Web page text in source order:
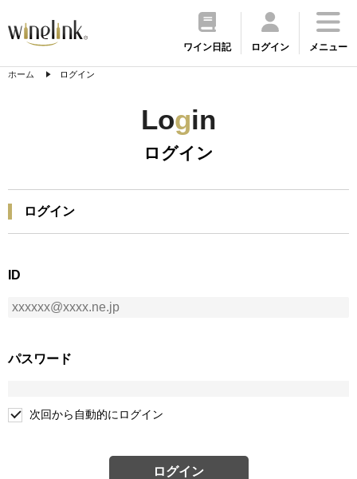
ワイン日記 ログイン メニュー
ホーム ログイン
Login
ログイン
ログイン
ID
パスワード
次回から自動的にログイン
ログイン